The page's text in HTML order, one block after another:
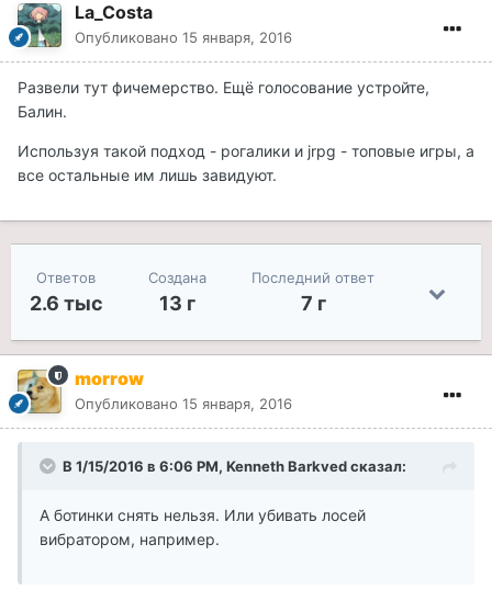
La_Costa
Опубликовано 15 января, 2016
Развели тут фичемерство. Ещё голосование устройте,
Балин.
Используя такой подход - рогалики и jrpg - топовые игры, а
все остальные им лишь завидуют.
Ответов
2.6 тыс
Создана
13 г
Последний ответ
7 г
morrow
Опубликовано 15 января, 2016
В 1/15/2016 в 6:06 PM, Kenneth Barkved сказал:
А ботинки снять нельзя. Или убивать лосей
вибратором, например.